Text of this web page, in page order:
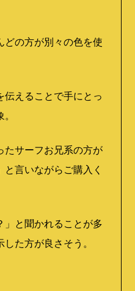
どの方が別々の色を使
伝えることで手にとっ
たサーフお兄系の方が
と言いながらご購入く
」と聞かれることが多
た方が良さそう。